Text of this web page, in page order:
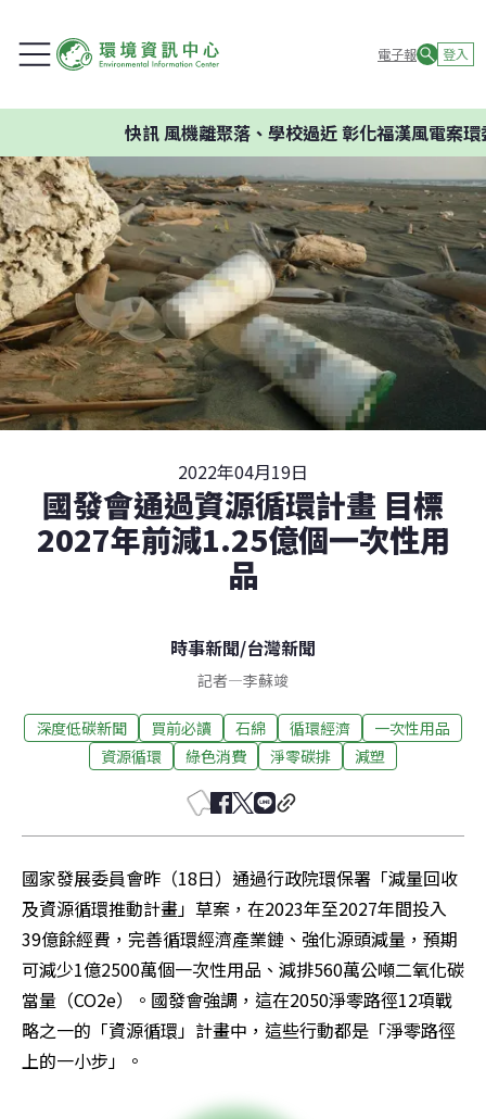
電子報 登入
風機離聚落、學校過近 彰化福漢風電案環委建議
2022年04月19日
國發會通過資源循環計畫 目標
2027年前減1.25億個一次性用
品
時事新聞/台灣新聞
記者—李蘇竣
深度低碳新聞 買前必讀 石綿 循環經濟
一次性用品
資源循環
綠色消費 淨零碳排 減塑
國家發展委員會昨（18日）通過行政院環保署「減量回收
及資源循環推動計畫」草案，在2023年至2027年間投入
39億餘經費，完善循環經濟產業鏈、強化源頭減量，預期
可減少1億2500萬個一次性用品、減排560萬公噸二氧化碳
當量（CO2e）。國發會強調，這在2050淨零路徑12項戰
略之一的「資源循環」計畫中，這些行動都是「淨零路徑
上的一小步」。